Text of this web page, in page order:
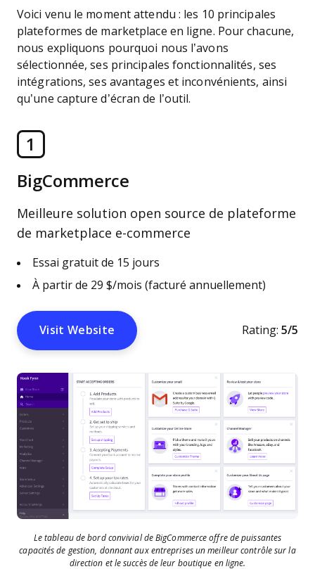
Voici venu le moment attendu : les 10 principales
plateformes de marketplace en ligne. Pour chacune,
nous expliquons pourquoi nous l’avons
sélectionnée, ses principales fonctionnalités, ses
intégrations, ses avantages et inconvénients, ainsi
qu’une capture d’écran de l’outil.
1
BigCommerce
Meilleure solution open source de plateforme
de marketplace e-commerce
Essai gratuit de 15 jours
À partir de 29 $/mois (facturé annuellement)
Visit Website Rating: 5/5
Le tableau de bord convivial de BigCommerce offre de puissantes
capacités de gestion, donnant aux entreprises un meilleur contrôle sur la
direction et le succès de leur boutique en ligne.